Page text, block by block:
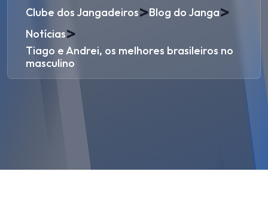
Clube dos Jangadeiros>Blog do Janga>
Notícias>
Tiago e Andrei, os melhores brasileiros no
masculino